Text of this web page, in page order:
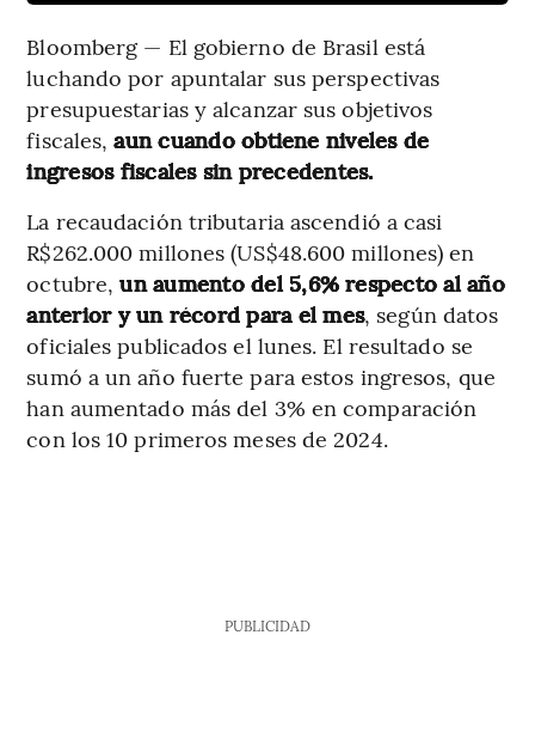
Bloomberg — El gobierno de Brasil está
luchando por apuntalar sus perspectivas
presupuestarias y alcanzar sus objetivos
fiscales,aun cuando obtiene niveles de
ingresos fiscales sin precedentes.
La recaudación tributaria ascendió a casi
R$262.000 millones (US$48.600 millones) en
octubre, un aumento del 5,6% respecto al año
anterior y un récord para el mes, según datos
oficiales publicados el lunes. El resultado se
sumó a un año fuerte para estos ingresos, que
han aumentado más del 3% en comparación
con los 10 primeros meses de 2024.
PUBLICIDAD